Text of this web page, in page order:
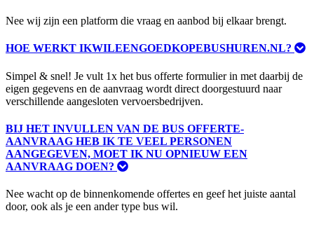
Nee wij zijn een platform die vraag en aanbod bij elkaar brengt.
HOE WERKT IKWILEENGOEDKOPEBUSHUREN.NL?
Simpel & snel! Je vult 1x het bus offerte formulier in met daarbij de
eigen gegevens en de aanvraag wordt direct doorgestuurd naar
verschillende aangesloten vervoersbedrijven.
BIJ HET INVULLEN VAN DE BUS OFFERTE-
AANVRAAG HEB IK TE VEEL PERSONEN
AANGEGEVEN, MOET IK NU OPNIEUW EEN
AANVRAAG DOEN?
Nee wacht op de binnenkomende offertes en geef het juiste aantal
door, ook als je een ander type bus wil.